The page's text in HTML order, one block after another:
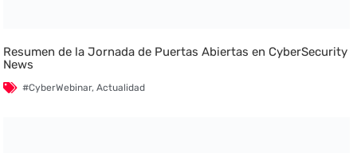
Resumen de la Jornada de Puertas Abiertas en CyberSecurity
News
#CyberWebinar,Actualidad